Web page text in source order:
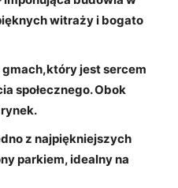
witraży i bogato
jest sercem
społecznego. Obok
z najpiękniejszych
parkiem,⁣ idealny na‌